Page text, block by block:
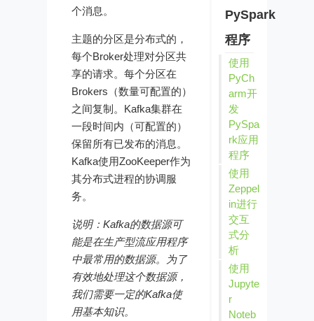
个消息。
主题的分区是分布式的，
每个Broker处理对分区共
享的请求。每个分区在
Brokers（数量可配置的）
之间复制。Kafka集群在
一段时间内（可配置的）
保留所有已发布的消息。
Kafka使用ZooKeeper作为
其分布式进程的协调服
务。
说明：Kafka的数据源可
能是在生产型流应用程序
中最常用的数据源。为了
有效地处理这个数据源，
我们需要一定的Kafka使
用基本知识。
PySpark
程序
使用
PyCh
arm开
发
PySpa
rk应用
程序
使用
Zeppel
in进行
交互
式分
析
使用
Jupyte
r
Noteb